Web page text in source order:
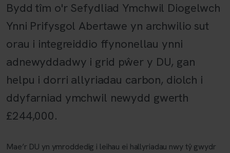
Bydd tîm o'r Sefydliad Ymchwil Diogelwch
Ynni Prifysgol Abertawe yn archwilio sut
orau i integreiddio ffynonellau ynni
adnewyddadwy i grid pŵer y DU, gan
helpu i dorri allyriadau carbon, diolch i
ddyfarniad ymchwil newydd gwerth
£244,000.
Mae’r DU yn ymroddedig i leihau ei hallyriadau nwy tŷ gwydr